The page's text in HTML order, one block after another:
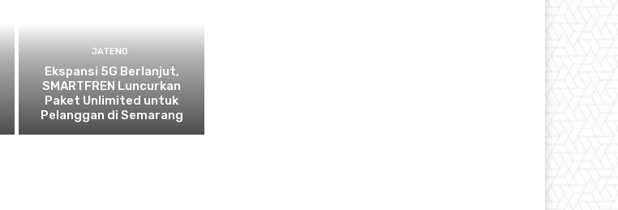
JATENG
Ekspansi 5G Berlanjut,
SMARTFREN Luncurkan
Paket Unlimited untuk
Pelanggan di Semarang